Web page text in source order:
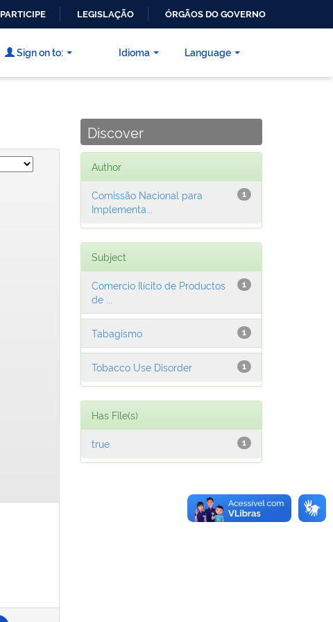
PARTICIPE LEGISLAÇÃO ÓRGÃOS DO GOVERNO
Language
Sign on to: Idioma
Discover
Author
1
Comissão Nacional para
Implementa...
Subject
1
Comercio Ilícito de Productos
de ...
1
Tabagismo
1
Tobacco Use Disorder
Has File(s)
1
true